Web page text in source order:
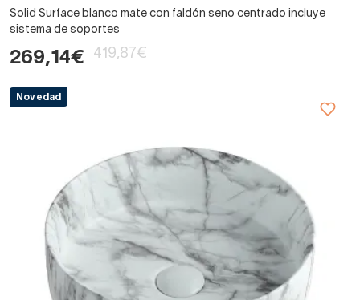
Solid Surface blanco mate con faldón seno centrado incluye
sistema de soportes
269,14€ 419,87€
Novedad